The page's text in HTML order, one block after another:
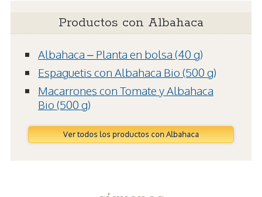
Productos con Albahaca
Albahaca – Planta en bolsa (40 g)
Espaguetis con Albahaca Bio (500 g)
Macarrones con Tomate y Albahaca
Bio (500 g)
Ver todos los productos con Albahaca